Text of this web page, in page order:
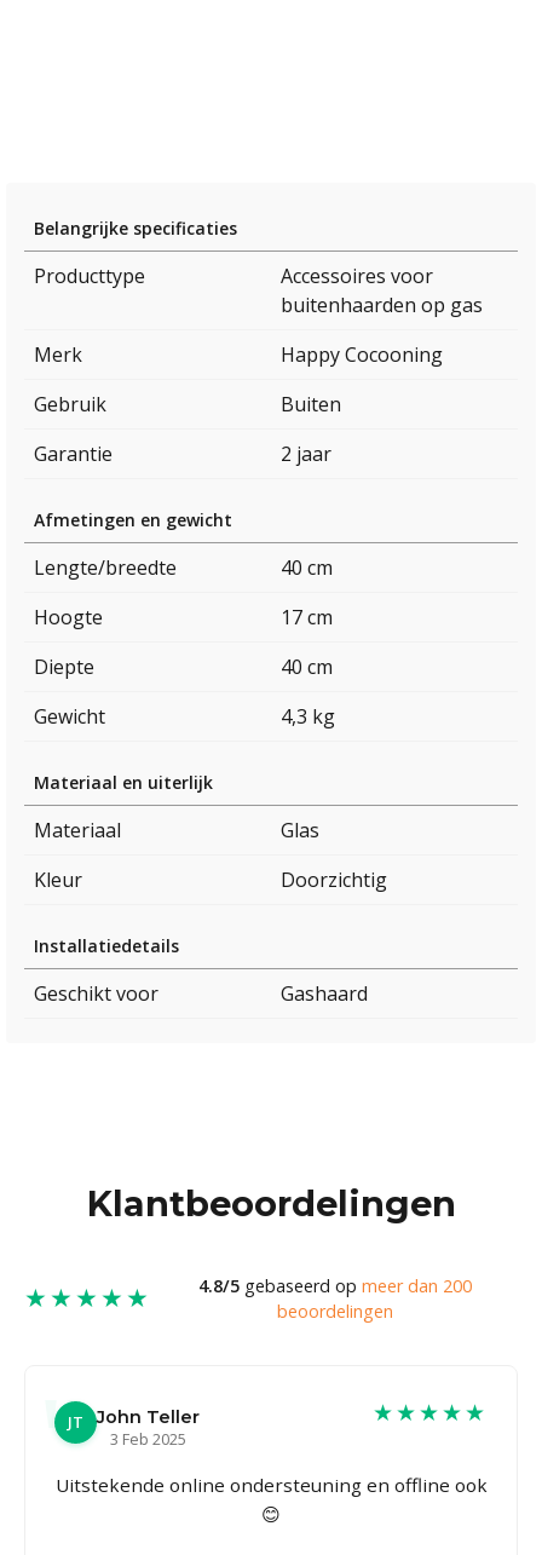
Belangrijke specificaties
Producttype
Accessoires voor
buitenhaarden op gas
Merk
Happy Cocooning
Gebruik
Buiten
Garantie
2 jaar
Afmetingen en gewicht
Lengte/breedte
40 cm
Hoogte
17 cm
Diepte
40 cm
Gewicht
4,3 kg
Materiaal en uiterlijk
Materiaal
Glas
Kleur
Doorzichtig
Installatiedetails
Geschikt voor Gashaard
Klantbeoordelingen
★★★★★ 4.8/5gebaseerd op meer dan 200
beoordelingen
JT
John Teller
3 Feb 2025
★★★★★
Uitstekende online ondersteuning en offline ook
😊